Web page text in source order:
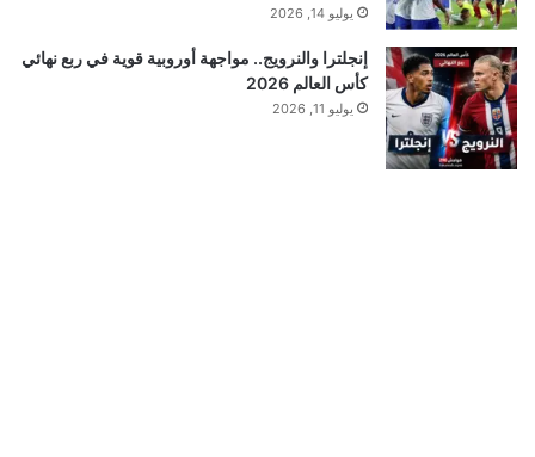
يوليو 14, 2026
إنجلترا والنرويج.. مواجهة أوروبية قوية في ربع نهائي
كأس العالم 2026
يوليو 11, 2026